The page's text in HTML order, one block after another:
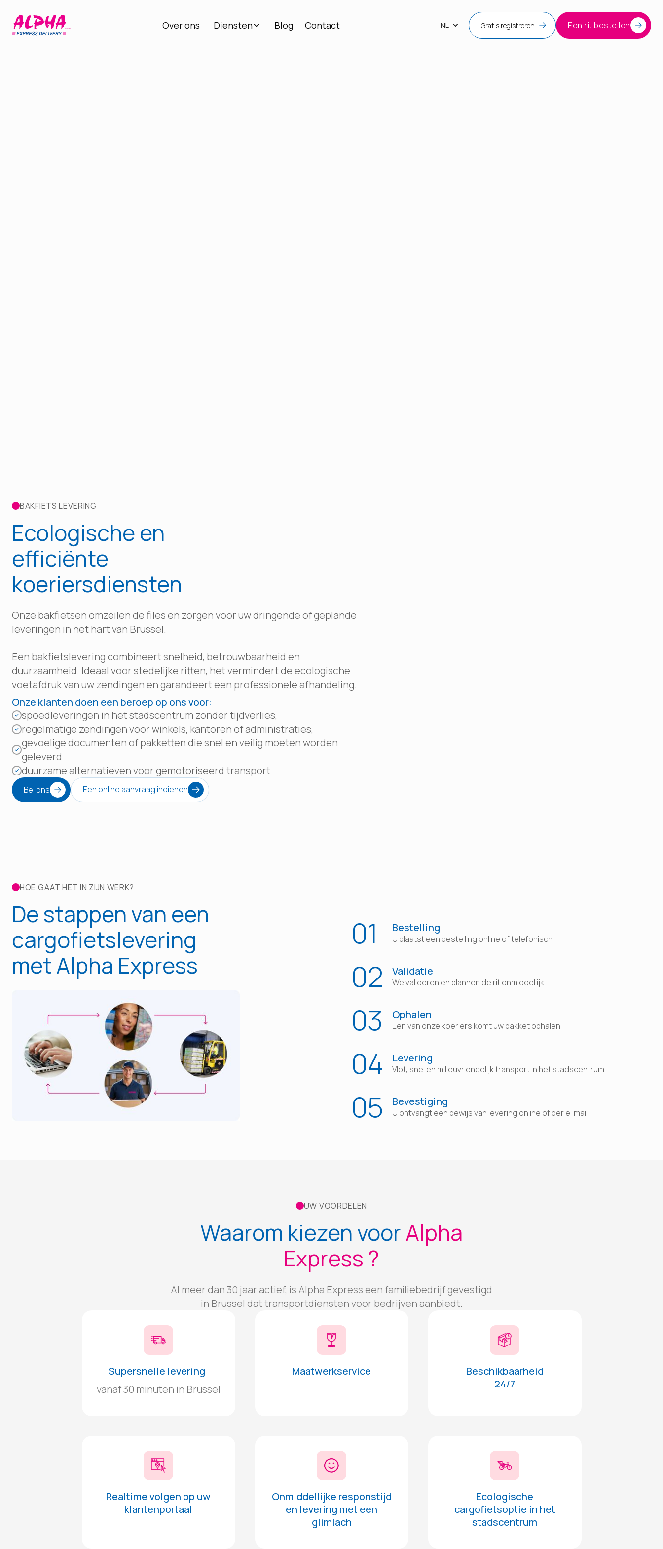
Over ons Diensten Blog Contact NL Gratis registreren Een rit bestellen
BAKFIETS LEVERING
Ecologische en
efficiënte
koeriersdiensten
Onze bakfietsen omzeilen de files en zorgen voor uw dringende of geplande
leveringen in het hart van Brussel.
Een bakfietslevering combineert snelheid, betrouwbaarheid en
duurzaamheid. Ideaal voor stedelijke ritten, het vermindert de ecologische
voetafdruk van uw zendingen en garandeert een professionele afhandeling.
Onze klanten doen een beroep op ons voor:
spoedleveringen in het stadscentrum zonder tijdverlies,
regelmatige zendingen voor winkels, kantoren of administraties,
gevoelige documenten of pakketten die snel en veilig moeten worden
geleverd
duurzame alternatieven voor gemotoriseerd transport
Bel ons Een online aanvraag indienen
HOE GAAT HET IN ZIJN WERK?
De stappen van een
cargofietslevering
met Alpha Express
01 Bestelling
U plaatst een bestelling online of telefonisch
02 Validatie
We valideren en plannen de rit onmiddellijk
03 Ophalen
Een van onze koeriers komt uw pakket ophalen
04 Levering
Vlot, snel en milieuvriendelijk transport in het stadscentrum
05 Bevestiging
U ontvangt een bewijs van levering online of per e-mail
UW VOORDELEN
Waarom kiezen voorAlpha
Express ?
Al meer dan 30 jaar actief, is Alpha Express een familiebedrijf gevestigd
in Brussel dat transportdiensten voor bedrijven aanbiedt.
Supersnelle levering
vanaf 30 minuten in Brussel
Maatwerkservice
Beschikbaarheid
24/7
Realtime volgen op uw
klantenportaal
Onmiddellijke responstijd
en levering met een
glimlach
Ecologische
cargofietsoptie in het
stadscentrum